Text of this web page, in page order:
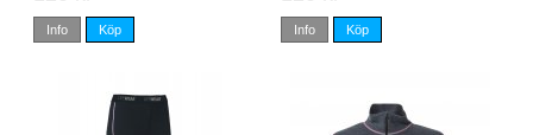
Info Köp Info Köp